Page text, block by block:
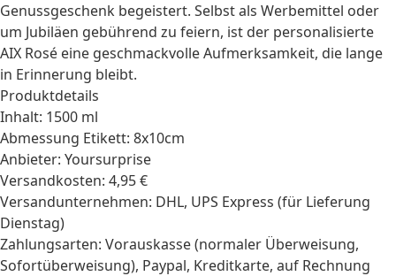
Genussgeschenk begeistert. Selbst als Werbemittel oder
um Jubiläen gebührend zu feiern, ist der personalisierte
AIX Rosé eine geschmackvolle Aufmerksamkeit, die lange
in Erinnerung bleibt.
Produktdetails
Inhalt: 1500 ml
Abmessung Etikett: 8x10cm
Anbieter: Yoursurprise
Versandkosten: 4,95 €
Versandunternehmen: DHL, UPS Express (für Lieferung
Dienstag)
Zahlungsarten: Vorauskasse (normaler Überweisung,
Sofortüberweisung), Paypal, Kreditkarte, auf Rechnung